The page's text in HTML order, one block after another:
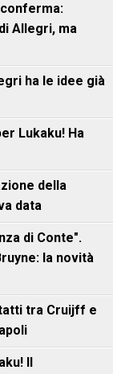
conferma:
Allegri, ma
ha le idee già
Lukaku! Ha
della
data
di Conte".
la novità
tra Cruijff e
Il